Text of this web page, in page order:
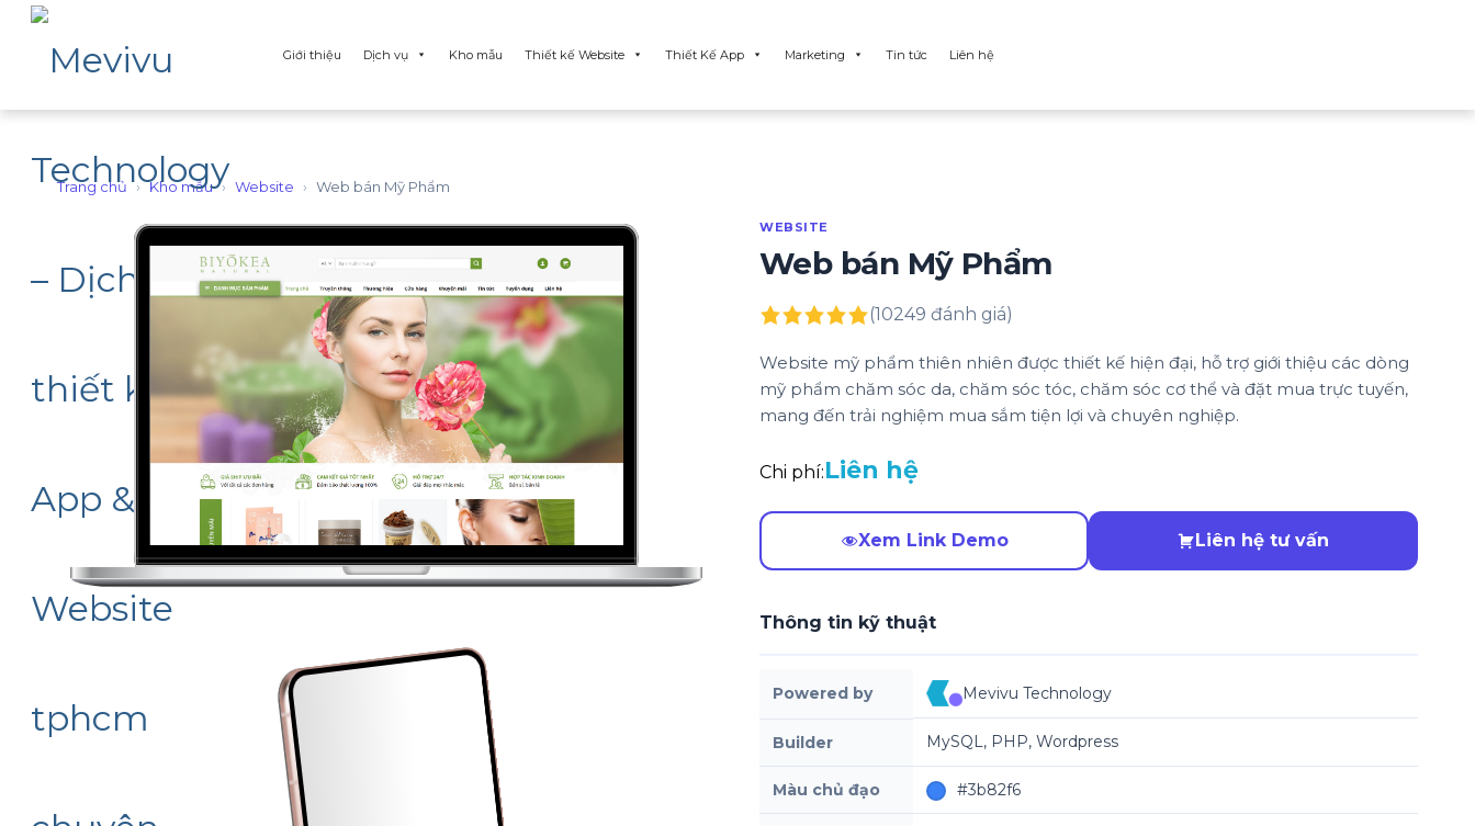
Giới thiệu Dịch vụ Kho mẫu Thiết kế Website Thiết Kế App Marketing Tin tức Liên hệ
Trang chủ › Kho mẫu › Website › Web bán Mỹ Phẩm
WEBSITE
Web bán Mỹ Phẩm
(10249 đánh giá)
Website mỹ phẩm thiên nhiên được thiết kế hiện đại, hỗ trợ giới thiệu các dòng
mỹ phẩm chăm sóc da, chăm sóc tóc, chăm sóc cơ thể và đặt mua trực tuyến,
mang đến trải nghiệm mua sắm tiện lợi và chuyên nghiệp.
Chi phí:Liên hệ
Xem Link Demo Liên hệ tư vấn
Thông tin kỹ thuật
Powered by Mevivu Technology
Builder MySQL, PHP, Wordpress
Màu chủ đạo #3b82f6